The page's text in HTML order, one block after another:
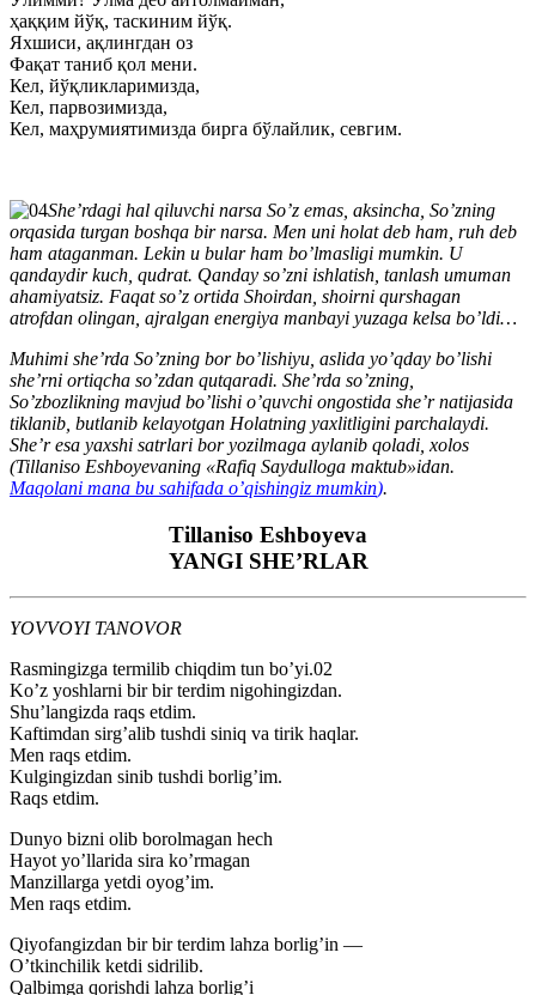
ҳаққим йўқ, таскиним йўқ.
Яхшиси, ақлингдан оз
Фақат таниб қол мени.
Кел, йўқликларимизда,
Кел, парвозимизда,
Кел, маҳрумиятимизда бирга бўлайлик, севгим.
She’rdagi hal qiluvchi narsa So’z emas, aksincha, So’zning
orqasida turgan boshqa bir narsa. Men uni holat deb ham, ruh deb
ham ataganman. Lekin u bular ham bo’lmasligi mumkin. U
qandaydir kuch, qudrat. Qanday so’zni ishlatish, tanlash umuman
ahamiyatsiz. Faqat so’z ortida Shoirdan, shoirni qurshagan
atrofdan olingan, ajralgan energiya manbayi yuzaga kelsa bo’ldi…
Muhimi she’rda So’zning bor bo’lishiyu, aslida yo’qday bo’lishi
she’rni ortiqcha so’zdan qutqaradi. She’rda so’zning,
So’zbozlikning mavjud bo’lishi o’quvchi ongostida she’r natijasida
tiklanib, butlanib kelayotgan Holatning yaxlitligini parchalaydi.
She’r esa yaxshi satrlari bor yozilmaga aylanib qoladi, xolos
(Tillaniso Eshboyevaning «Rafiq Saydulloga maktub»idan.
Maqolani mana bu sahifada o’qishingiz mumkin).
Tillaniso Eshboyeva
YANGI SHE’RLAR
YOVVOYI TANOVOR
Rasmingizga termilib chiqdim tun bo’yi.02
Ko’z yoshlarni bir bir terdim nigohingizdan.
Shu’langizda raqs etdim.
Kaftimdan sirg’alib tushdi siniq va tirik haqlar.
Men raqs etdim.
Kulgingizdan sinib tushdi borlig’im.
Raqs etdim.
Dunyo bizni olib borolmagan hech
Hayot yo’llarida sira ko’rmagan
Manzillarga yetdi oyog’im.
Men raqs etdim.
Qiyofangizdan bir bir terdim lahza borlig’in —
O’tkinchilik ketdi sidrilib.
Qalbimga qorishdi lahza borlig’i